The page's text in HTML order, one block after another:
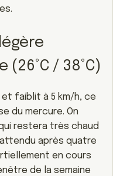
/ 38°C)
faiblit à 5 km/h, ce
du mercure. On
restera très chaud
après quatre
en cours
de la semaine